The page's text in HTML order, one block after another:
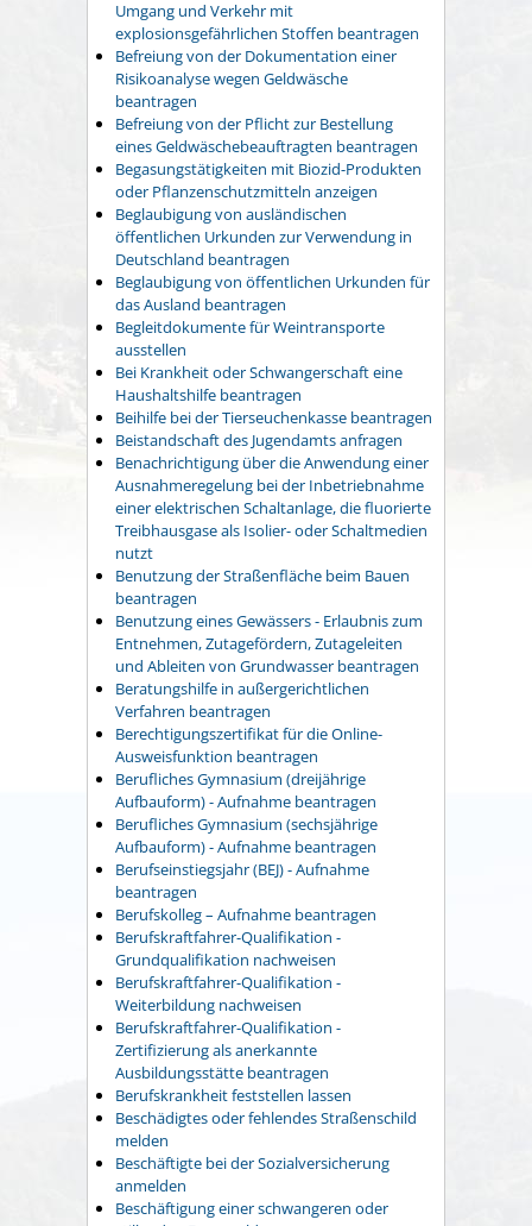
Umgang und Verkehr mit
explosionsgefährlichen Stoffen beantragen
Befreiung von der Dokumentation einer
Risikoanalyse wegen Geldwäsche
beantragen
Befreiung von der Pflicht zur Bestellung
eines Geldwäschebeauftragten beantragen
Begasungstätigkeiten mit Biozid-Produkten
oder Pflanzenschutzmitteln anzeigen
Beglaubigung von ausländischen
öffentlichen Urkunden zur Verwendung in
Deutschland beantragen
Beglaubigung von öffentlichen Urkunden für
das Ausland beantragen
Begleitdokumente für Weintransporte
ausstellen
Bei Krankheit oder Schwangerschaft eine
Haushaltshilfe beantragen
Beihilfe bei der Tierseuchenkasse beantragen
Beistandschaft des Jugendamts anfragen
Benachrichtigung über die Anwendung einer
Ausnahmeregelung bei der Inbetriebnahme
einer elektrischen Schaltanlage, die fluorierte
Treibhausgase als Isolier- oder Schaltmedien
nutzt
Benutzung der Straßenfläche beim Bauen
beantragen
Benutzung eines Gewässers - Erlaubnis zum
Entnehmen, Zutagefördern, Zutageleiten
und Ableiten von Grundwasser beantragen
Beratungshilfe in außergerichtlichen
Verfahren beantragen
Berechtigungszertifikat für die Online-
Ausweisfunktion beantragen
Berufliches Gymnasium (dreijährige
Aufbauform) - Aufnahme beantragen
Berufliches Gymnasium (sechsjährige
Aufbauform) - Aufnahme beantragen
Berufseinstiegsjahr (BEJ) - Aufnahme
beantragen
Berufskolleg – Aufnahme beantragen
Berufskraftfahrer-Qualifikation -
Grundqualifikation nachweisen
Berufskraftfahrer-Qualifikation -
Weiterbildung nachweisen
Berufskraftfahrer-Qualifikation -
Zertifizierung als anerkannte
Ausbildungsstätte beantragen
Berufskrankheit feststellen lassen
Beschädigtes oder fehlendes Straßenschild
melden
Beschäftigte bei der Sozialversicherung
anmelden
Beschäftigung einer schwangeren oder